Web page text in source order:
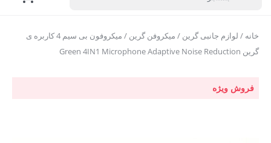
خانه / لوازم جانبی گرین / میکروفن گرین
/ میکروفون بی سیم 4 کاربره ی
گرین Green 4IN1 Microphone Adaptive Noise Reduction
فروش ویژه